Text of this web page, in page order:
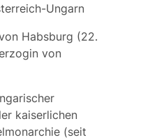
Ungarn
Habsburg (22.
von
kaiserlichen
(seit